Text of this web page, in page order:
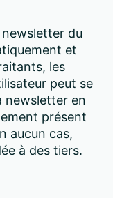
du
et
les
peut se
newsletter en
présent
aucun cas,
à des tiers.